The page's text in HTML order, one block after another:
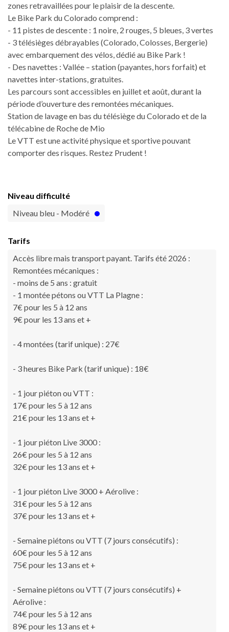
zones retravaillées pour le plaisir de la descente.
Le Bike Park du Colorado comprend :
- 11 pistes de descente : 1 noire, 2 rouges, 5 bleues, 3 vertes
- 3 télésièges débrayables (Colorado, Colosses, Bergerie)
avec embarquement des vélos, dédié au Bike Park !
- Des navettes : Vallée – station (payantes, hors forfait) et
navettes inter-stations, gratuites.
Les parcours sont accessibles en juillet et août, durant la
période d’ouverture des remontées mécaniques.
Station de lavage en bas du télésiège du Colorado et de la
télécabine de Roche de Mio
Le VTT est une activité physique et sportive pouvant
comporter des risques. Restez Prudent !
Niveau difficulté
Niveau bleu - Modéré
Tarifs
Accès libre mais transport payant. Tarifs été 2026 :
Remontées mécaniques :
- moins de 5 ans : gratuit
- 1 montée pétons ou VTT La Plagne :
7€ pour les 5 à 12 ans
9€ pour les 13 ans et +
- 4 montées (tarif unique) : 27€
- 3 heures Bike Park (tarif unique) : 18€
- 1 jour piéton ou VTT :
17€ pour les 5 à 12 ans
21€ pour les 13 ans et +
- 1 jour piéton Live 3000 :
26€ pour les 5 à 12 ans
32€ pour les 13 ans et +
- 1 jour piéton Live 3000 + Aérolive :
31€ pour les 5 à 12 ans
37€ pour les 13 ans et +
- Semaine piétons ou VTT (7 jours consécutifs) :
60€ pour les 5 à 12 ans
75€ pour les 13 ans et +
- Semaine piétons ou VTT (7 jours consécutifs) +
Aérolive :
74€ pour les 5 à 12 ans
89€ pour les 13 ans et +